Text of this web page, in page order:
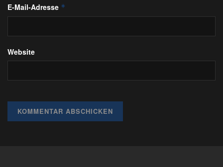
E-Mail-Adresse *
Website